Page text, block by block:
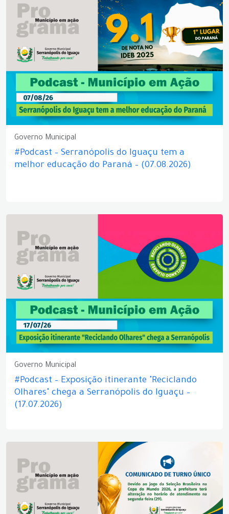
Governo Municipal
#Podcast – Serranópolis do Iguaçu tem a
melhor educação do Paraná – (07.08.2026)
Governo Municipal
#Podcast – Exposição itinerante "Reciclando
Olhares" chega a Serranópolis do Iguaçu –
(17.07.2026)